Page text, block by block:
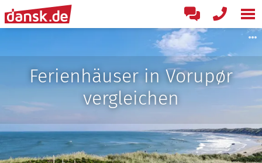
Ferienhäuser in Vorupør
vergleichen